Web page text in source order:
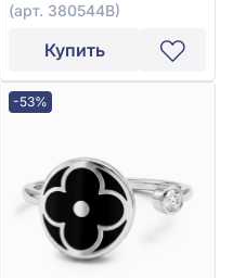
(арт. 380544В)
Купить
-53%